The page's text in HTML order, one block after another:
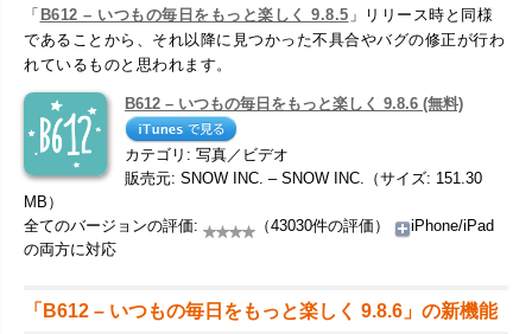
「 B612 – いつもの毎日をもっと楽しく 9.8.5 」リリース時と同様
であることから、それ以降に見つかった不具合やバグの修正が行わ
れているものと思われます。
B612 – いつもの毎日をもっと楽しく 9.8.6 (無料)
カテゴリ: 写真／ビデオ
販売元: SNOW INC. – SNOW INC.（サイズ: 151.30
MB）
全てのバージョンの評価:
（43030件の評価）
iPhone/iPad
の両方に対応
「B612 – いつもの毎日をもっと楽しく 9.8.6」の新機能